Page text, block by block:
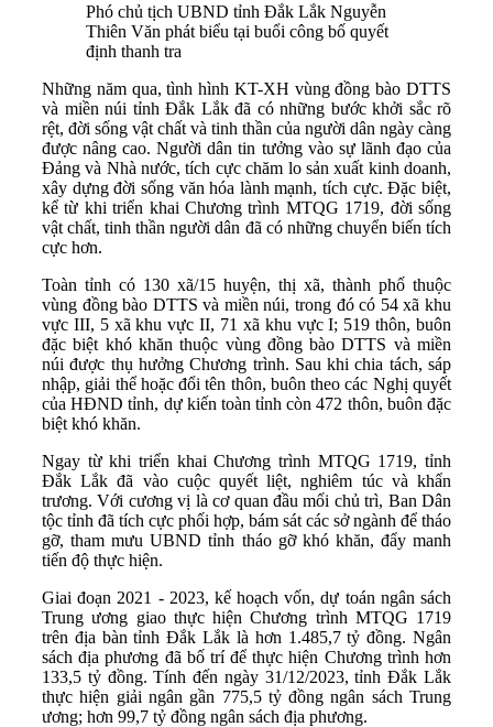
Phó chủ tịch UBND tỉnh Đắk Lắk Nguyễn
Thiên Văn phát biểu tại buổi công bố quyết
định thanh tra
Những năm qua, tình hình KT-XH vùng đồng bào DTTS
và miền núi tỉnh Đắk Lắk đã có những bước khởi sắc rõ
rệt, đời sống vật chất và tinh thần của người dân ngày càng
được nâng cao. Người dân tin tưởng vào sự lãnh đạo của
Đảng và Nhà nước, tích cực chăm lo sản xuất kinh doanh,
xây dựng đời sống văn hóa lành mạnh, tích cực. Đặc biệt,
kể từ khi triển khai Chương trình MTQG 1719, đời sống
vật chất, tinh thần người dân đã có những chuyển biến tích
cực hơn.
Toàn tỉnh có 130 xã/15 huyện, thị xã, thành phố thuộc
vùng đồng bào DTTS và miền núi, trong đó có 54 xã khu
vực III, 5 xã khu vực II, 71 xã khu vực I; 519 thôn, buôn
đặc biệt khó khăn thuộc vùng đồng bào DTTS và miền
núi được thụ hưởng Chương trình. Sau khi chia tách, sáp
nhập, giải thể hoặc đổi tên thôn, buôn theo các Nghị quyết
của HĐND tỉnh, dự kiến toàn tỉnh còn 472 thôn, buôn đặc
biệt khó khăn.
Ngay từ khi triển khai Chương trình MTQG 1719, tỉnh
Đắk Lắk đã vào cuộc quyết liệt, nghiêm túc và khẩn
trương. Với cương vị là cơ quan đầu mối chủ trì, Ban Dân
tộc tỉnh đã tích cực phối hợp, bám sát các sở ngành để tháo
gỡ, tham mưu UBND tỉnh tháo gỡ khó khăn, đẩy manh
tiến độ thực hiện.
Giai đoạn 2021 - 2023, kế hoạch vốn, dự toán ngân sách
Trung ương giao thực hiện Chương trình MTQG 1719
trên địa bàn tỉnh Đắk Lắk là hơn 1.485,7 tỷ đồng. Ngân
sách địa phương đã bố trí để thực hiện Chương trình hơn
133,5 tỷ đồng. Tính đến ngày 31/12/2023, tỉnh Đắk Lắk
thực hiện giải ngân gần 775,5 tỷ đồng ngân sách Trung
ương; hơn 99,7 tỷ đồng ngân sách địa phương.